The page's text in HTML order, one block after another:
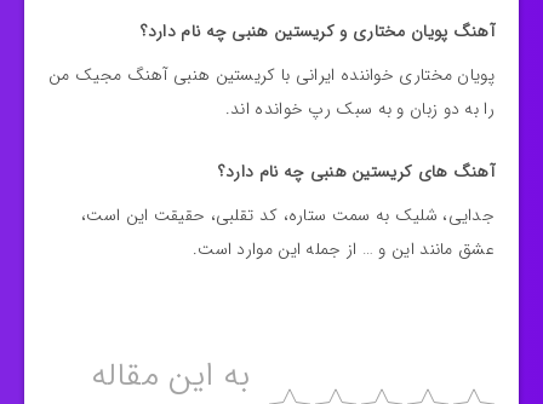
آهنگ پویان مختاری و کریستین هنبی چه نام دارد؟
پویان مختاری خواننده ایرانی با کریستین هنبی آهنگ مجیک من
را به دو زبان و به سبک رپ خوانده اند.
آهنگ های کریستین هنبی چه نام دارد؟
جدایی، شلیک به سمت ستاره، کد تقلبی، حقیقت این است،
عشق مانند این و … از جمله این موارد است.
به این مقاله